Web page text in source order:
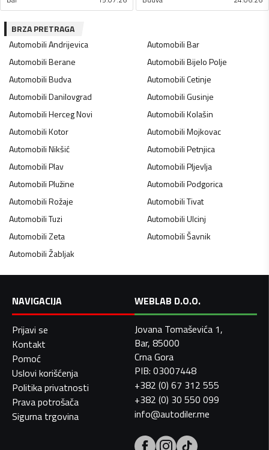
BRZA PRETRAGA
AutomobiliAndrijevica AutomobiliBar
AutomobiliBerane AutomobiliBijelo Polje
AutomobiliBudva AutomobiliCetinje
AutomobiliDanilovgrad AutomobiliGusinje
AutomobiliHerceg Novi AutomobiliKolašin
AutomobiliKotor AutomobiliMojkovac
AutomobiliNikšić AutomobiliPetnjica
AutomobiliPlav AutomobiliPljevlja
AutomobiliPlužine AutomobiliPodgorica
AutomobiliRožaje AutomobiliTivat
AutomobiliTuzi AutomobiliUlcinj
AutomobiliZeta AutomobiliŠavnik
AutomobiliŽabljak
NAVIGACIJA
Prijavi se
Kontakt
Pomoć
Uslovi korišćenja
Politika privatnosti
Prava potrošača
Sigurna trgovina
WEBLAB D.O.O.
Jovana Tomaševića 1,
Bar, 85000
Crna Gora
PIB: 03007448
+382 (0) 67 312 555
+382 (0) 30 550 099
info@autodiler.me